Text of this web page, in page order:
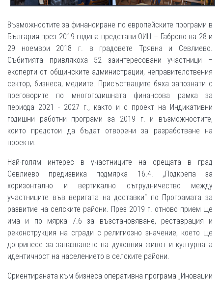
Възможностите за финансиране по европейските програми в
България през 2019 година представи ОИЦ – Габрово на 28 и
29 ноември 2018 г. в градовете Трявна и Севлиево.
Събитията привлякоха 52 заинтересовани участници –
експерти от общинските администрации, неправителствения
сектор, бизнеса, медиите. Присъстващите бяха запознати с
преговорите по многогодишната финансова рамка за
периода 2021 - 2027 г., както и с проект на Индикативни
годишни работни програми за 2019 г. и възможностите,
които предстои да бъдат отворени за разработване на
проекти.
Най-голям интерес в участниците на срещата в град
Севлиево предизвика подмярка 16.4. „Подкрепа за
хоризонтално и вертикално сътрудничество между
участниците във веригата на доставки“ по Програмата за
развитие на селските райони. През 2019 г. отново прием ще
има и по мярка 7.6 за възстановяване, реставрация и
реконструкция на сгради с религиозно значение, което ще
допринесе за запазването на духовния живот и културната
идентичност на населението в селските райони.
Ориентираната към бизнеса оперативна програма „Иновации